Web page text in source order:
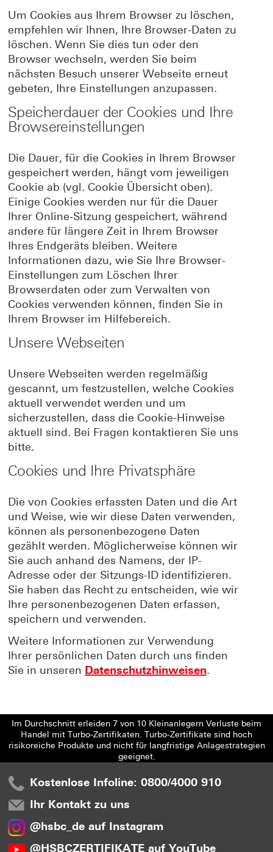
Um Cookies aus Ihrem Browser zu löschen,
empfehlen wir Ihnen, Ihre Browser-Daten zu
löschen. Wenn Sie dies tun oder den
Browser wechseln, werden Sie beim
nächsten Besuch unserer Webseite erneut
gebeten, Ihre Einstellungen anzupassen.
Speicherdauer der Cookies und Ihre
Browsereinstellungen
Die Dauer, für die Cookies in Ihrem Browser
gespeichert werden, hängt vom jeweiligen
Cookie ab (vgl. Cookie Übersicht oben).
Einige Cookies werden nur für die Dauer
Ihrer Online-Sitzung gespeichert, während
andere für längere Zeit in Ihrem Browser
Ihres Endgeräts bleiben. Weitere
Informationen dazu, wie Sie Ihre Browser-
Einstellungen zum Löschen Ihrer
Browserdaten oder zum Verwalten von
Cookies verwenden können, finden Sie in
Ihrem Browser im Hilfebereich.
Unsere Webseiten
Unsere Webseiten werden regelmäßig
gescannt, um festzustellen, welche Cookies
aktuell verwendet werden und um
sicherzustellen, dass die Cookie-Hinweise
aktuell sind. Bei Fragen kontaktieren Sie uns
bitte.
Cookies und Ihre Privatsphäre
Die von Cookies erfassten Daten und die Art
und Weise, wie wir diese Daten verwenden,
können als personenbezogene Daten
gezählt werden. Möglicherweise können wir
Sie auch anhand des Namens, der IP-
Adresse oder der Sitzungs-ID identifizieren.
Sie haben das Recht zu entscheiden, wie wir
Ihre personenbezogenen Daten erfassen,
speichern und verwenden.
Weitere Informationen zur Verwendung
Ihrer persönlichen Daten durch uns finden
Sie in unseren Datenschutzhinweisen.
Im Durchschnitt erleiden 7 von 10 Kleinanlegern Verluste beim
Handel mit Turbo-Zertifikaten. Turbo-Zertifikate sind hoch
risikoreiche Produkte und nicht für langfristige Anlagestrategien
geeignet.
Kostenlose Infoline: 0800/4000 910
Ihr Kontakt zu uns
@hsbc_de auf Instagram
@HSBCZERTIFIKATE auf YouTube